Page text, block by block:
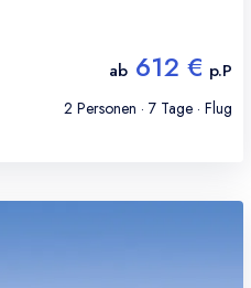
ab 612 € p.P
2 Personen · 7 Tage · Flug